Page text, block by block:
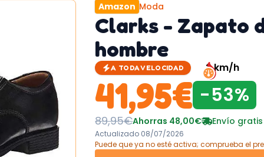
Amazon Moda
Clarks - Zapato
hombre
A TODA VELOCIDAD 2km/h
41,95€ -53%
89,95€Ahorras 48,00€ Envío gratis
Actualizado 08/07/2026
Puede que ya no esté activa; comprueba el